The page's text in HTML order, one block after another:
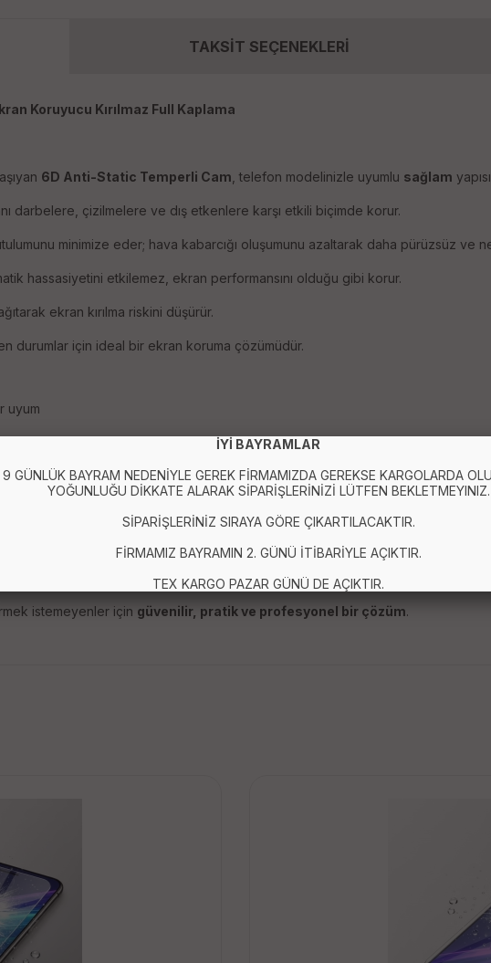
TAKSİT SEÇENEKLERİ
Koruyucu Kırılmaz Full Kaplama
6D Anti-Static Temperli Cam , telefon modelinizle uyumlu sağlam
darbelere, çizilmelere ve dış etkenlere karşı etkili biçimde korur.
minimize eder; hava kabarcığı oluşumunu azaltarak daha pürüzsüz ve
hassasiyetini etkilemez, ekran performansını olduğu gibi korur.
ekran kırılma riskini düşürür.
durumlar için ideal bir ekran koruma çözümüdür.
uyum
azaltır
uyumlu
istemeyenler için güvenilir, pratik ve profesyonel bir çözüm.
İYİ BAYRAMLAR
9 GÜNLÜK BAYRAM NEDENİYLE GEREK FİRMAMIZDA GEREKSE KARGOLARDA
YOĞUNLUĞU DİKKATE ALARAK SİPARİŞLERİNİZİ LÜTFEN BEKLETMEYINIZ.
SİPARİŞLERİNİZ SIRAYA GÖRE ÇIKARTILACAKTIR.
FİRMAMIZ BAYRAMIN 2. GÜNÜ İTİBARİYLE AÇIKTIR.
TEX KARGO PAZAR GÜNÜ DE AÇIKTIR.